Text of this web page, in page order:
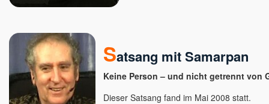
Satsang mit Samarpan
Keine Person – und nicht getrennt von
Dieser Satsang fand im Mai 2008 statt.